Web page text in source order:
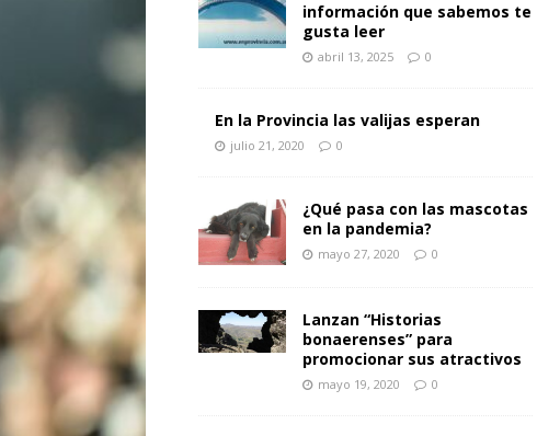
información que sabemos te
gusta leer
abril 13, 2025 0
En la Provincia las valijas esperan
julio 21, 2020 0
¿Qué pasa con las mascotas
en la pandemia?
mayo 27, 2020 0
Lanzan “Historias
bonaerenses” para
promocionar sus atractivos
mayo 19, 2020 0